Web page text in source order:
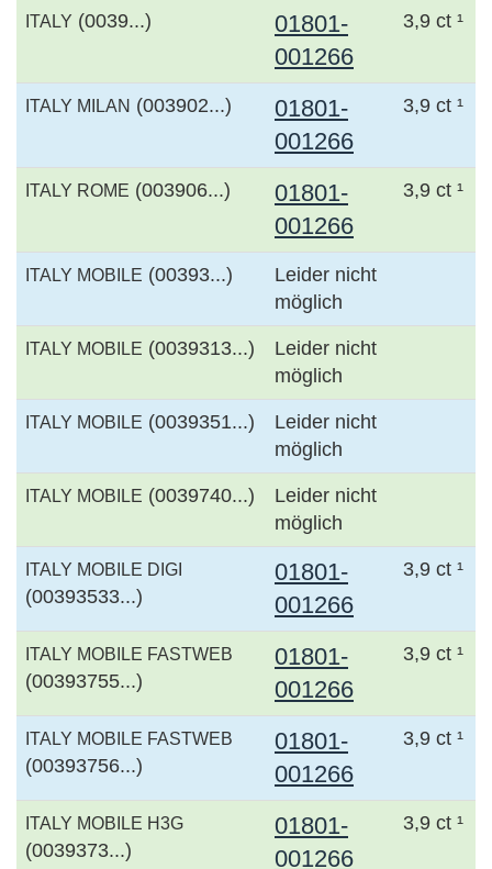
ITALY (0039...)
01801-
001266
3,9 ct ¹
ITALY MILAN (003902...)
01801-
001266
3,9 ct ¹
ITALY ROME (003906...)
01801-
001266
3,9 ct ¹
ITALY MOBILE (00393...)
Leider nicht
möglich
ITALY MOBILE (0039313...)
Leider nicht
möglich
ITALY MOBILE (0039351...)
Leider nicht
möglich
ITALY MOBILE (0039740...)
Leider nicht
möglich
ITALY MOBILE DIGI
(00393533...)
01801-
001266
3,9 ct ¹
ITALY MOBILE FASTWEB
(00393755...)
01801-
001266
3,9 ct ¹
ITALY MOBILE FASTWEB
(00393756...)
01801-
001266
3,9 ct ¹
ITALY MOBILE H3G
(0039373...)
01801-
001266
3,9 ct ¹